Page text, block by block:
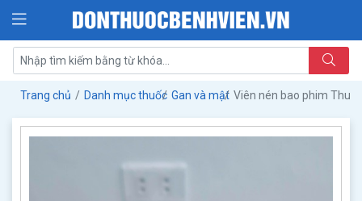
Trang chủ Danh mục thuốc Gan và mật Viên nén bao phim